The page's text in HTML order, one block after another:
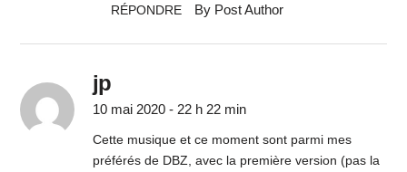
RÉPONDRE By Post Author
jp
10 mai 2020 - 22 h 22 min
Cette musique et ce moment sont parmi mes
préférés de DBZ, avec la première version (pas la